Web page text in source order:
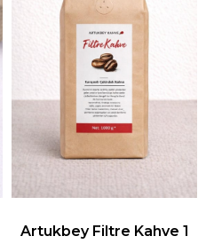
Artukbey Filtre Kahve 1